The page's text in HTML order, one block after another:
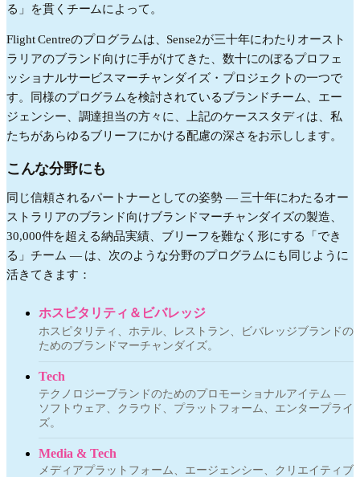
る」を貫くチームによって。
Flight Centreのプログラムは、Sense2が三十年にわたりオースト
ラリアのブランド向けに手がけてきた、数十にのぼるプロフェ
ッショナルサービスマーチャンダイズ・プロジェクトの一つで
す。同様のプログラムを検討されているブランドチーム、エー
ジェンシー、調達担当の方々に、上記のケーススタディは、私
たちがあらゆるブリーフにかける配慮の深さをお示しします。
こんな分野にも
同じ信頼されるパートナーとしての姿勢 — 三十年にわたるオー
ストラリアのブランド向けブランドマーチャンダイズの製造、
30,000件を超える納品実績、ブリーフを難なく形にする「でき
る」チーム — は、次のような分野のプログラムにも同じように
活きてきます：
ホスピタリティ＆ビバレッジ
ホスピタリティ、ホテル、レストラン、ビバレッジブランドの
ためのブランドマーチャンダイズ。
Tech
テクノロジーブランドのためのプロモーショナルアイテム —
ソフトウェア、クラウド、プラットフォーム、エンタープライ
ズ。
Media & Tech
メディアプラットフォーム、エージェンシー、クリエイティブ